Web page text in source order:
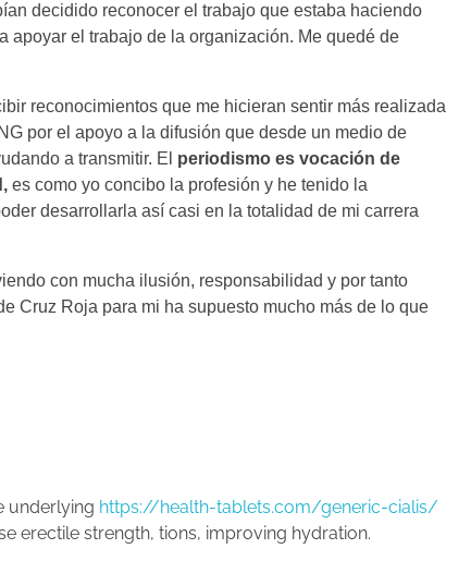
decidido reconocer el trabajo que estaba haciendo
apoyar el trabajo de la organización. Me quedé de
reconocimientos que me hicieran sentir más realizada
por el apoyo a la difusión que desde un medio de
a transmitir. El periodismo es vocación de
es como yo concibo la profesión y he tenido la
desarrollarla así casi en la totalidad de mi carrera
con mucha ilusión, responsabilidad y por tanto
Cruz Roja para mi ha supuesto mucho más de lo que
underlying https://health-tablets.com/generic-cialis/
erectile strength, tions, improving hydration.